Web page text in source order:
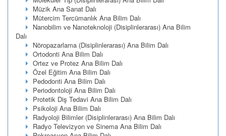
Müzik Ana Sanat Dalı
Mütercim Tercümanlık Ana Bilim Dalı
Nanobilim ve Nanoteknoloji (Disiplinlerarası) Ana Bilim
Dalı
Nöropazarlama (Disiplinlerarası) Ana Bilim Dalı
Ortodonti Ana Bilim Dalı
Ortez ve Protez Ana Bilim Dalı
Özel Eğitim Ana Bilim Dalı
Pedodonti Ana Bilim Dalı
Periodontoloji Ana Bilim Dalı
Protetik Diş Tedavi Ana Bilim Dalı
Psikoloji Ana Bilim Dalı
Radyoloji Bilimler (Disiplinlerarası) Ana Bilim Dalı
Radyo Televizyon ve Sinema Ana Bilim Dalı